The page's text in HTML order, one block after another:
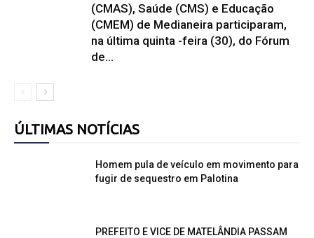
(CMAS), Saúde (CMS) e Educação
(CMEM) de Medianeira participaram,
na última quinta -feira (30), do Fórum
de...
ÚLTIMAS NOTÍCIAS
Homem pula de veículo em movimento para
fugir de sequestro em Palotina
PREFEITO E VICE DE MATELÂNDIA PASSAM